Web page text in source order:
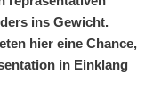
ins Gewicht.
hier eine Chance,
in Einklang